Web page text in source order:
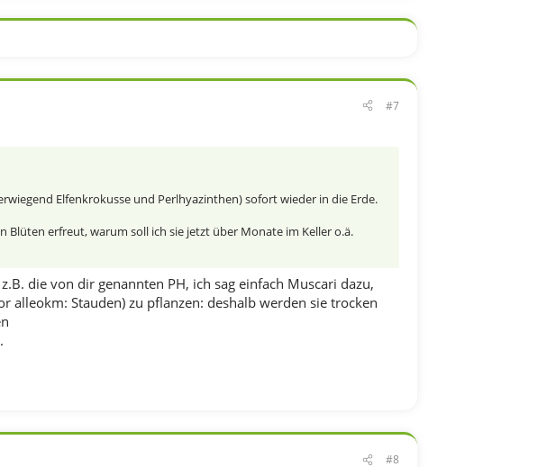
#7
Elfenkrokusse und Perlhyazinthen) sofort wieder in die Erde.
erfreut, warum soll ich sie jetzt über Monate im Keller o.ä.
die von dir genannten PH, ich sag einfach Muscari dazu,
Stauden) zu pflanzen: deshalb werden sie trocken
#8